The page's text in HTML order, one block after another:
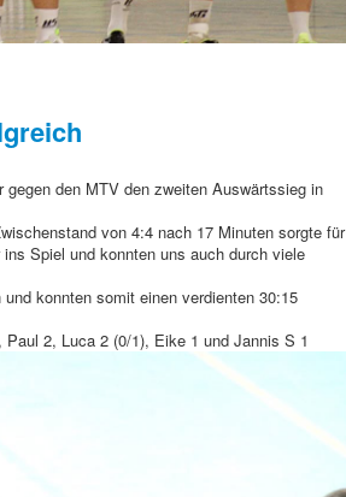
den MTV den zweiten Auswärtssieg in
von 4:4 nach 17 Minuten sorgte für
Spiel und konnten uns auch durch viele
konnten somit einen verdienten 30:15
2, Luca 2 (0/1), Eike 1 und Jannis S 1